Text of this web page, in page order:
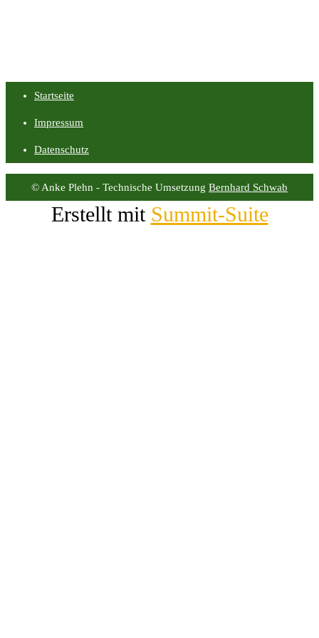
Startseite
Impressum
Datenschutz
© Anke Plehn - Technische Umsetzung Bernhard Schwab
Erstellt mit Summit-Suite